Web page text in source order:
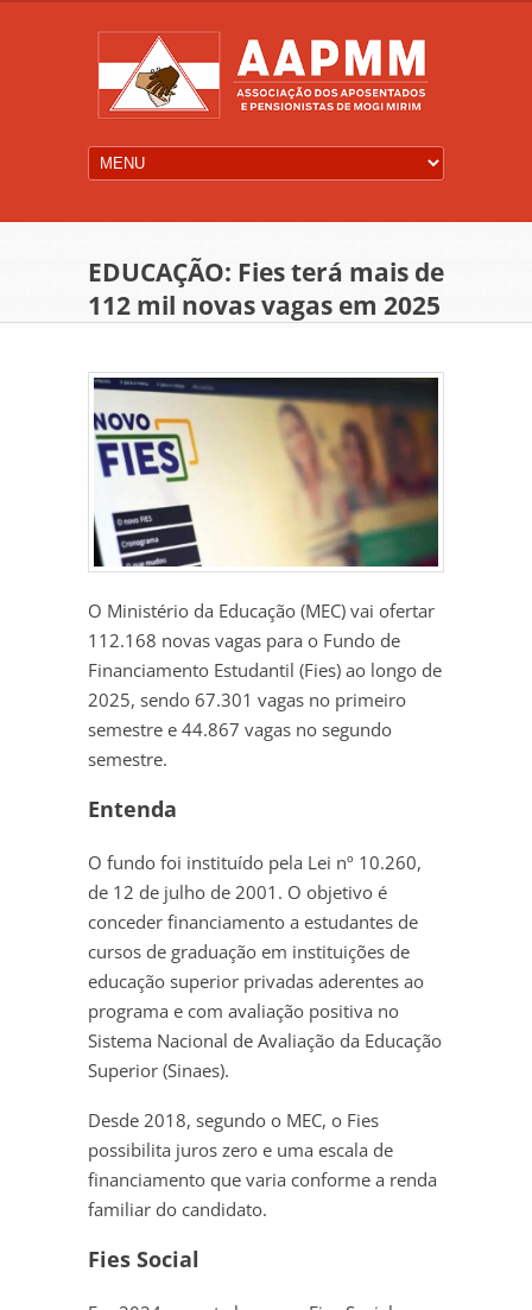
EDUCAÇÃO: Fies terá mais de
112 mil novas vagas em 2025
O Ministério da Educação (MEC) vai ofertar
112.168 novas vagas para o Fundo de
Financiamento Estudantil (Fies) ao longo de
2025, sendo 67.301 vagas no primeiro
semestre e 44.867 vagas no segundo
semestre.
Entenda
O fundo foi instituído pela Lei nº 10.260,
de 12 de julho de 2001. O objetivo é
conceder financiamento a estudantes de
cursos de graduação em instituições de
educação superior privadas aderentes ao
programa e com avaliação positiva no
Sistema Nacional de Avaliação da Educação
Superior (Sinaes).
Desde 2018, segundo o MEC, o Fies
possibilita juros zero e uma escala de
financiamento que varia conforme a renda
familiar do candidato.
Fies Social